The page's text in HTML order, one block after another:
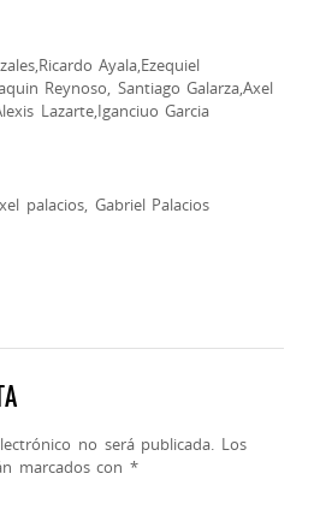
Ayala,Ezequiel
Reynoso, Santiago Galarza,Axel
Lazarte,Iganciuo Garcia
palacios, Gabriel Palacios
no será publicada. Los
marcados con *